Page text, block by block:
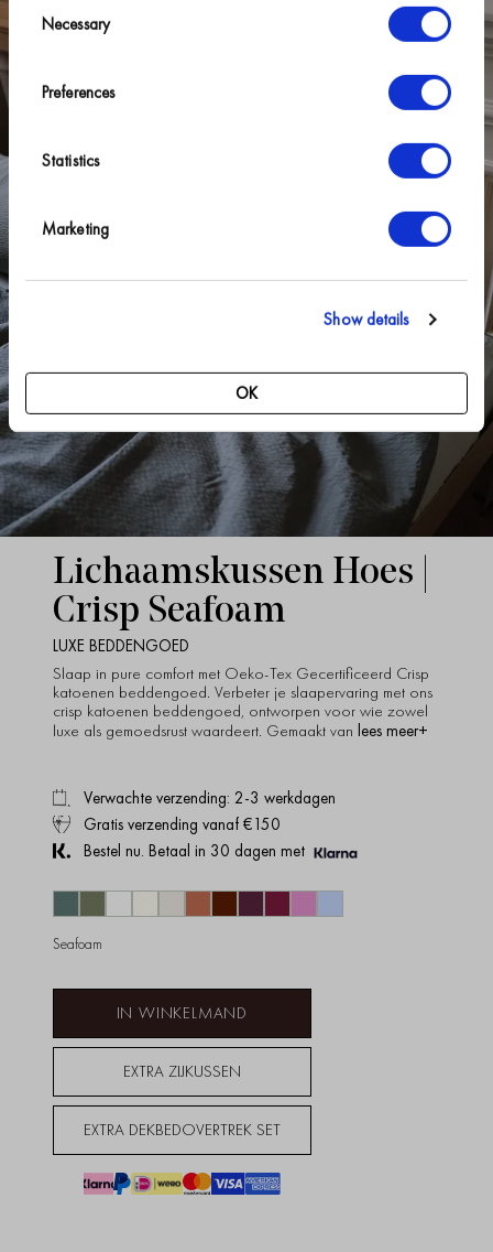
Selection
Necessary
Preferences
Statistics
Marketing
Show details
OK
Lichaamskussen Hoes |
Crisp Seafoam
LUXE BEDDENGOED
Slaap in pure comfort met Oeko-Tex Gecertificeerd Crisp
katoenen beddengoed. Verbeter je slaapervaring met ons
crisp katoenen beddengoed, ontworpen voor wie zowel
luxe als gemoedsrust waardeert. Gemaakt van lees meer+
Verwachte verzending: 2-3 werkdagen
Gratis verzending vanaf €150
Bestel nu. Betaal in 30 dagen met
Seafoam
IN WINKELMAND
EXTRA ZIJKUSSEN
EXTRA DEKBEDOVERTREK SET
*